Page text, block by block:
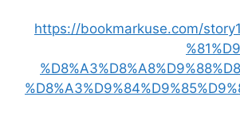
https://bookmarkuse.com/